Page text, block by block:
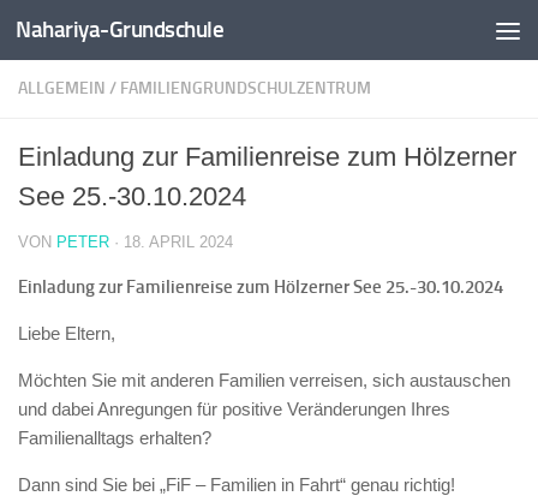
Zum Inhalt springen
Nahariya-Grundschule
ALLGEMEIN / FAMILIENGRUNDSCHULZENTRUM
Einladung zur Familienreise zum Hölzerner
See 25.-30.10.2024
VON PETER · 18. APRIL 2024
Einladung zur Familienreise zum Hölzerner See 25.-30.10.2024
Liebe Eltern,
Möchten Sie mit anderen Familien verreisen, sich austauschen
und dabei Anregungen für positive Veränderungen Ihres
Familienalltags erhalten?
Dann sind Sie bei „FiF – Familien in Fahrt“ genau richtig!